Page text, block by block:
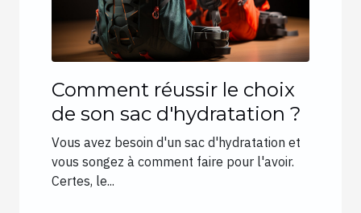
Comment réussir le choix
de son sac d'hydratation ?
Vous avez besoin d'un sac d'hydratation et
vous songez à comment faire pour l'avoir.
Certes, le...